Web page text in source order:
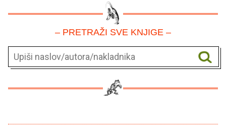
– PRETRAŽI SVE KNJIGE –